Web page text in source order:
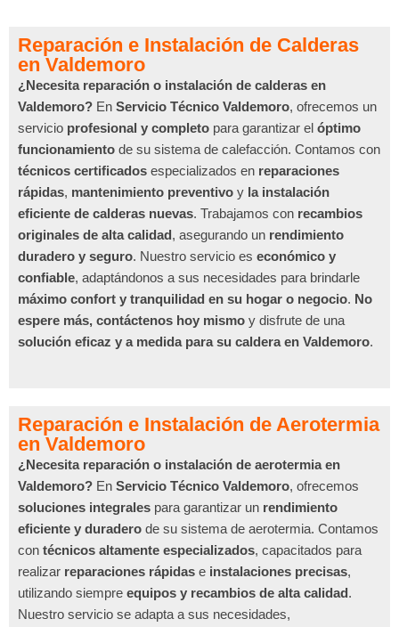
Reparación e Instalación de Calderas
en Valdemoro
¿Necesita reparación o instalación de calderas en
Valdemoro? En Servicio Técnico Valdemoro, ofrecemos un
servicio profesional y completo para garantizar el óptimo
funcionamiento de su sistema de calefacción. Contamos con
técnicos certificados especializados en reparaciones
rápidas, mantenimiento preventivo y la instalación
eficiente de calderas nuevas. Trabajamos con recambios
originales de alta calidad, asegurando un rendimiento
duradero y seguro. Nuestro servicio es económico y
confiable, adaptándonos a sus necesidades para brindarle
máximo confort y tranquilidad en su hogar o negocio. No
espere más, contáctenos hoy mismo y disfrute de una
solución eficaz y a medida para su caldera en Valdemoro.
Reparación e Instalación de Aerotermia
en Valdemoro
¿Necesita reparación o instalación de aerotermia en
Valdemoro? En Servicio Técnico Valdemoro, ofrecemos
soluciones integrales para garantizar un rendimiento
eficiente y duradero de su sistema de aerotermia. Contamos
con técnicos altamente especializados, capacitados para
realizar reparaciones rápidas e instalaciones precisas,
utilizando siempre equipos y recambios de alta calidad.
Nuestro servicio se adapta a sus necesidades,